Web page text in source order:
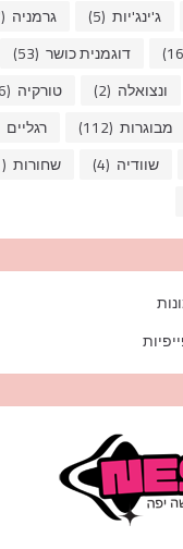
ג'ינג'יות (5) גרמניה (17)
דוגמנית כושר (53)
ונצואלה (2) טורקיה (6)
מבוגרות (112) רגליים
שוודיה (4) שחורות (1)